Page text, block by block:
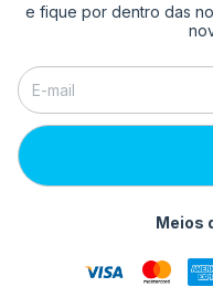
e fique por dentro das
Meios